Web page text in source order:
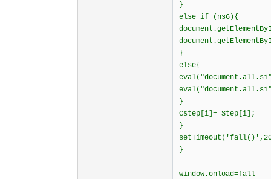
}
else if (ns6){
}
else{
}
Cstep[i]+=Step[i];
}
}
window.onload=fall